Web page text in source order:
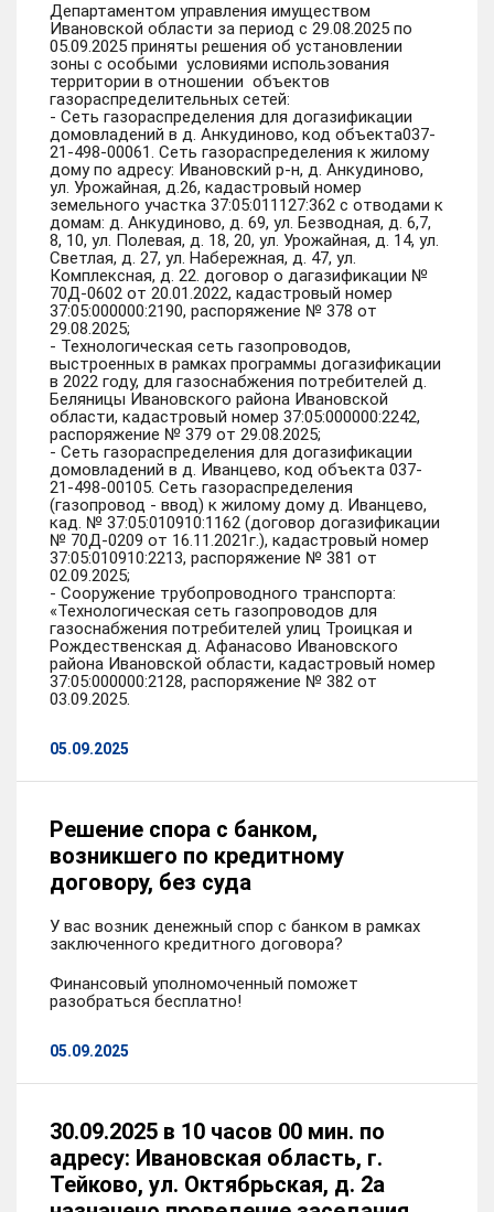
Департаментом управления имуществом
Ивановской области за период с 29.08.2025 по
05.09.2025 приняты решения об установлении
зоны с особыми условиями использования
территории в отношении объектов
газораспределительных сетей:
- Сеть газораспределения для догазификации
домовладений в д. Анкудиново, код объекта037-
21-498-00061. Сеть газораспределения к жилому
дому по адресу: Ивановский р-н, д. Анкудиново,
ул. Урожайная, д.26, кадастровый номер
земельного участка 37:05:011127:362 с отводами к
домам: д. Анкудиново, д. 69, ул. Безводная, д. 6,7,
8, 10, ул. Полевая, д. 18, 20, ул. Урожайная, д. 14, ул.
Светлая, д. 27, ул. Набережная, д. 47, ул.
Комплексная, д. 22. договор о дагазификации №
70Д-0602 от 20.01.2022, кадастровый номер
37:05:000000:2190, распоряжение № 378 от
29.08.2025;
- Технологическая сеть газопроводов,
выстроенных в рамках программы догазификации
в 2022 году, для газоснабжения потребителей д.
Беляницы Ивановского района Ивановской
области, кадастровый номер 37:05:000000:2242,
распоряжение № 379 от 29.08.2025;
- Сеть газораспределения для догазификации
домовладений в д. Иванцево, код объекта 037-
21-498-00105. Сеть газораспределения
(газопровод - ввод) к жилому дому д. Иванцево,
кад. № 37:05:010910:1162 (договор догазификации
№ 70Д-0209 от 16.11.2021г.), кадастровый номер
37:05:010910:2213, распоряжение № 381 от
02.09.2025;
- Сооружение трубопроводного транспорта:
«Технологическая сеть газопроводов для
газоснабжения потребителей улиц Троицкая и
Рождественская д. Афанасово Ивановского
района Ивановской области, кадастровый номер
37:05:000000:2128, распоряжение № 382 от
03.09.2025.
05.09.2025
Решение спора с банком,
возникшего по кредитному
договору, без суда
У вас возник денежный спор с банком в рамках
заключенного кредитного договора?
Финансовый уполномоченный поможет
разобраться бесплатно!
05.09.2025
30.09.2025 в 10 часов 00 мин. по
адресу: Ивановская область, г.
Тейково, ул. Октябрьская, д. 2а